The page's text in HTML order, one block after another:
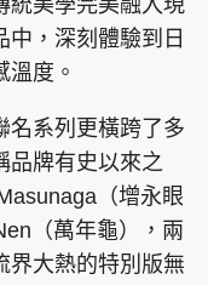
明
載
統美學完美融入現
，深刻體驗到日
度。
名系列更橫跨了多
品牌有史以來之
（增永眼
（萬年龜），兩
界大熱的特別版無